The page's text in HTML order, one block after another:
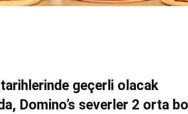
geçerli olacak
Domino’s severler 2 orta